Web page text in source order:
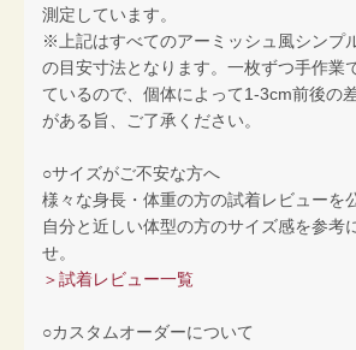
測定しています。
※上記はすべてのアーミッシュ風シンプ
の目安寸法となります。一枚ずつ手作業
ているので、個体によって1-3cm前後の
がある旨、ご了承ください。
○サイズがご不安な方へ
様々な身長・体重の方の試着レビューを
自分と近しい体型の方のサイズ感を参考
せ。
＞試着レビュー一覧
○カスタムオーダーについて